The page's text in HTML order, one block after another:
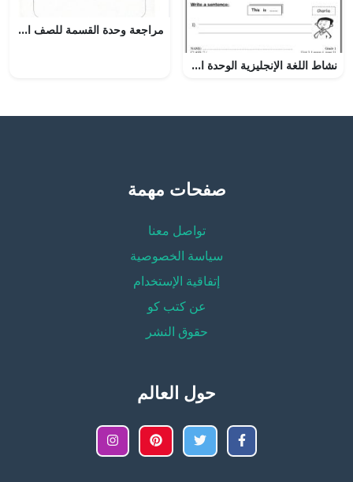
نشاط اللغة الإنجليزية الوحدة الثالثة 21 (لغة انجليزية) الثاني
مراجعة وحدة القسمة للصف الرابع (رياضيات) الرابع
صفحات مهمة
تواصل معنا
سياسة الخصوصية
إتفاقية الإستخدام
عن كتب كو
حقوق النشر
حول العالم